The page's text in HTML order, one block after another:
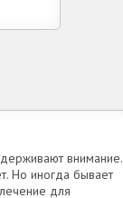
внимание.
Но иногда бывает
для